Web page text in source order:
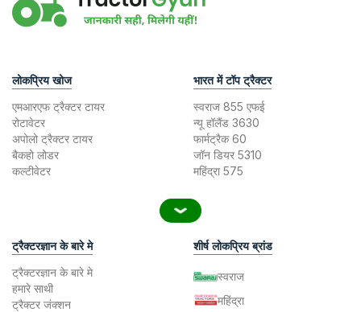
लोकप्रिय खोज
एमआरएफ ट्रैक्टर टायर
रोटावेटर
अपोलो ट्रैक्टर टायर
बैकहो लोडर
कल्टीवेटर
भारत में टॉप ट्रैक्टर
स्वराज 855 एफई
न्यू हॉलैंड 3630
फार्मट्रैक 60
जॉन डियर 5310
महिंद्रा 575
ट्रैक्टरज्ञान के बारे मे
ट्रैक्टरज्ञान के बारे मे
हमारे साथी
ट्रैक्टर जंक्शन
शीर्ष लोकप्रिय ब्रांड
स्वराज
महिंद्रा